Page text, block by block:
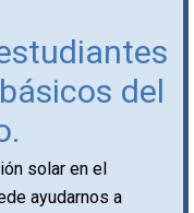
del
solar en el
ayudarnos a